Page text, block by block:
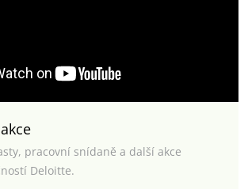
pracovní snídaně a další akce
Deloitte.